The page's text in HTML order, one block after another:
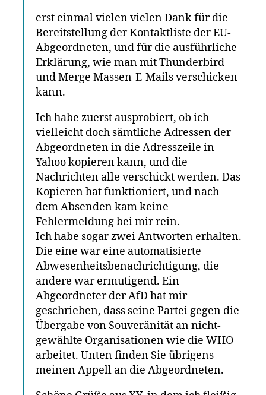
erst einmal vielen vielen Dank für die
Bereitstellung der Kontaktliste der EU-
Abgeordneten, und für die ausführliche
Erklärung, wie man mit Thunderbird
und Merge Massen-E-Mails verschicken
kann.
Ich habe zuerst ausprobiert, ob ich
vielleicht doch sämtliche Adressen der
Abgeordneten in die Adresszeile in
Yahoo kopieren kann, und die
Nachrichten alle verschickt werden. Das
Kopieren hat funktioniert, und nach
dem Absenden kam keine
Fehlermeldung bei mir rein.
Ich habe sogar zwei Antworten erhalten.
Die eine war eine automatisierte
Abwesenheitsbenachrichtigung, die
andere war ermutigend. Ein
Abgeordneter der AfD hat mir
geschrieben, dass seine Partei gegen die
Übergabe von Souveränität an nicht-
gewählte Organisationen wie die WHO
arbeitet. Unten finden Sie übrigens
meinen Appell an die Abgeordneten.